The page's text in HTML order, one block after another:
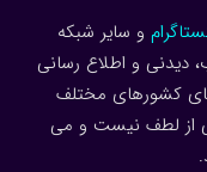
و سایر شبکه
دیدنی و اطلاع رسانی
کشورهای مختلف
از لطف نیست و می